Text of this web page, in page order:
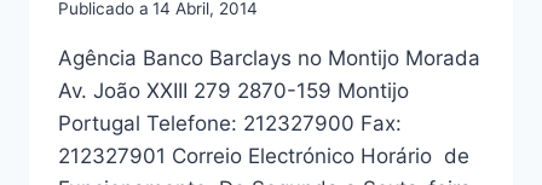
Publicado a 14 Abril, 2014
Agência Banco Barclays no Montijo Morada
Av. João XXIII 279 2870-159 Montijo
Portugal Telefone: 212327900 Fax:
212327901 Correio Electrónico Horário de